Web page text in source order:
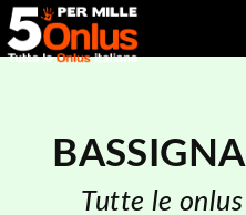
Tutte le